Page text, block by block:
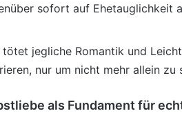
sofort auf Ehetauglichkeit
tötet jegliche Romantik und
nur um nicht mehr allein
als Fundament für